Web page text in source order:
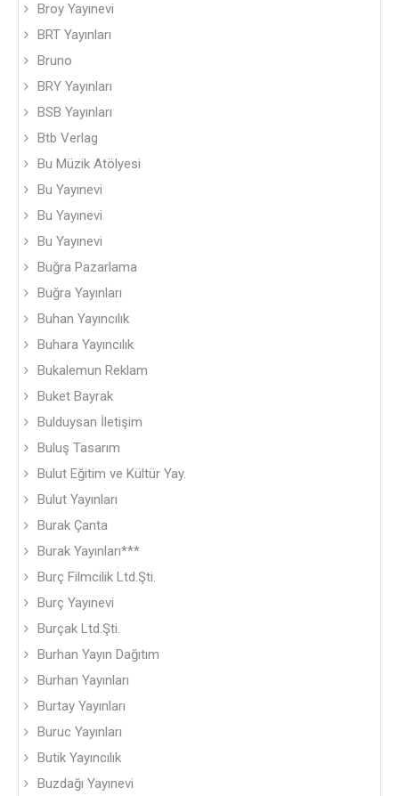
Broy Yayınevi
BRT Yayınları
Bruno
BRY Yayınları
BSB Yayınları
Btb Verlag
Bu Müzik Atölyesi
Bu Yayınevi
Bu Yayınevi
Bu Yayınevi
Buğra Pazarlama
Buğra Yayınları
Buhan Yayıncılık
Buhara Yayıncılık
Bukalemun Reklam
Buket Bayrak
Bulduysan İletişim
Buluş Tasarım
Bulut Eğitim ve Kültür Yay.
Bulut Yayınları
Burak Çanta
Burak Yayınları***
Burç Filmcilik Ltd.Şti.
Burç Yayınevi
Burçak Ltd.Şti.
Burhan Yayın Dağıtım
Burhan Yayınları
Burtay Yayınları
Buruc Yayınları
Butik Yayıncılık
Buzdağı Yayınevi